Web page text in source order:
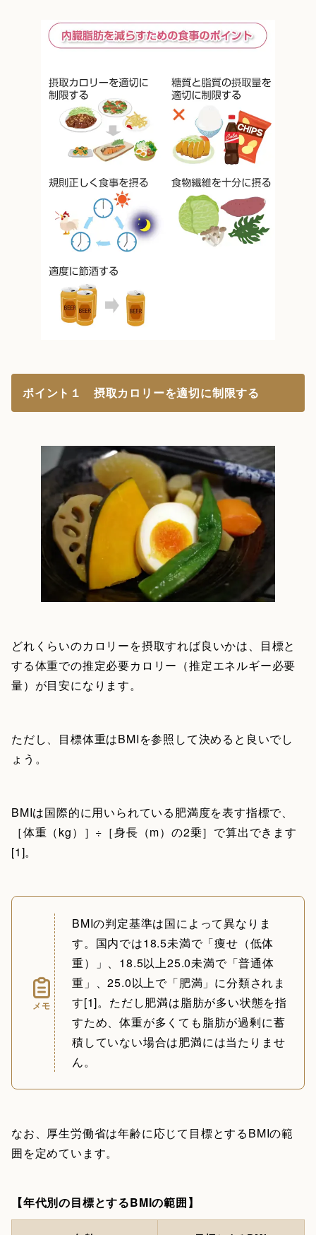
ポイント１ 摂取カロリーを適切に制限する
どれくらいのカロリーを摂取すれば良いかは、目標と
する体重での推定必要カロリー（推定エネルギー必要
量）が目安になります。
ただし、目標体重はBMIを参照して決めると良いでし
ょう。
BMIは国際的に用いられている肥満度を表す指標で、
［体重（kg）］÷［身長（m）の2乗］で算出できます
[1]。
メモ
BMIの判定基準は国によって異なりま
す。国内では18.5未満で「痩せ（低体
重）」、18.5以上25.0未満で「普通体
重」、25.0以上で「肥満」に分類されま
す[1]。ただし肥満は脂肪が多い状態を指
すため、体重が多くても脂肪が過剰に蓄
積していない場合は肥満には当たりませ
ん。
なお、厚生労働省は年齢に応じて目標とするBMIの範
囲を定めています。
【年代別の目標とするBMIの範囲】